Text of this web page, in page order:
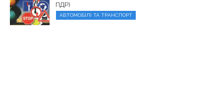
ПДР)
АВТОМОБІЛІ ТА ТРАНСПОРТ